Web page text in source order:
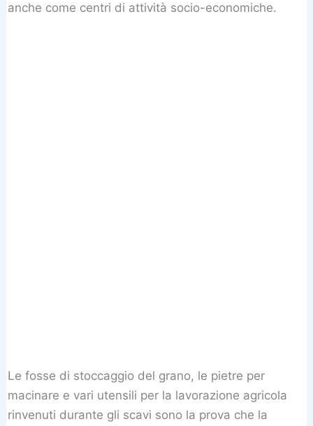
anche come centri di attività socio-economiche.
Le fosse di stoccaggio del grano, le pietre per
macinare e vari utensili per la lavorazione agricola
rinvenuti durante gli scavi sono la prova che la